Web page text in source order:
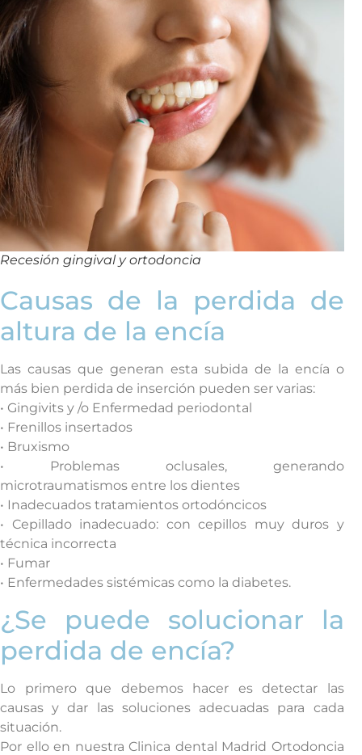
Recesión gingival y ortodoncia
Causas de la perdida de
altura de la encía
Las causas que generan esta subida de la encía o
más bien perdida de inserción pueden ser varias:
• Gingivits y /o Enfermedad periodontal
• Frenillos insertados
• Bruxismo
• Problemas oclusales, generando
microtraumatismos entre los dientes
• Inadecuados tratamientos ortodóncicos
• Cepillado inadecuado: con cepillos muy duros y
técnica incorrecta
• Fumar
• Enfermedades sistémicas como la diabetes.
¿Se puede solucionar la
perdida de encía?
Lo primero que debemos hacer es detectar las
causas y dar las soluciones adecuadas para cada
situación.
Por ello en nuestra Clinica dental Madrid Ortodoncia